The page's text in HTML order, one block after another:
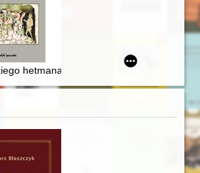
Powstańczo-Partyzanckim i
akt Wydziału do Spraw Wyznań z
hetmana na kartach rodzimych